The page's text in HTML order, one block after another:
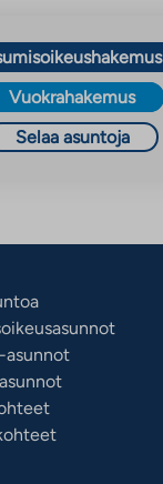
Vuokrahakemus
Selaa asuntoja
asunnot